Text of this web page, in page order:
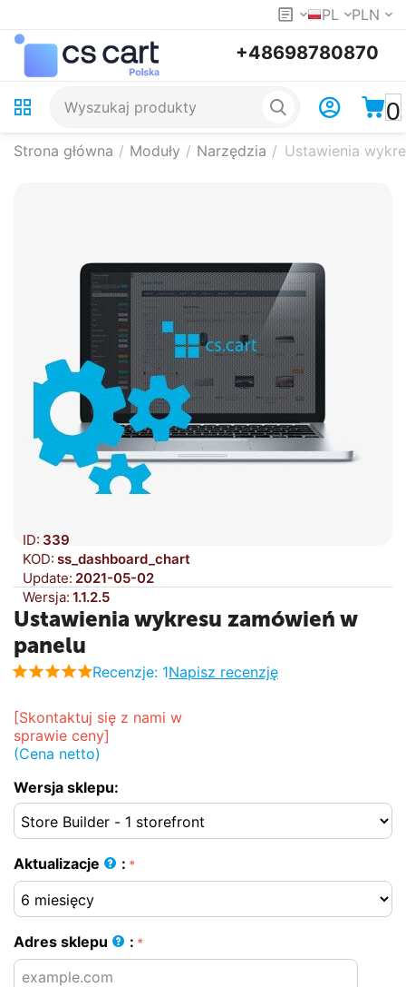
PL PLN
+48698780870
0
Strona główna / Moduły / Narzędzia / Ustawienia
ID: 339
KOD: ss_dashboard_chart
Update: 2021-05-02
Wersja: 1.1.2.5
Ustawienia wykresu zamówień w
panelu
Recenzje: 1Napisz recenzję
[Skontaktuj się z nami w
sprawie ceny]
(Cena netto)
Wersja sklepu:
Aktualizacje :
Adres sklepu :